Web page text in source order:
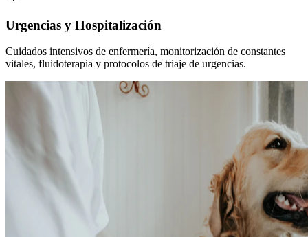
Urgencias y Hospitalización
Cuidados intensivos de enfermería, monitorización de constantes
vitales, fluidoterapia y protocolos de triaje de urgencias.